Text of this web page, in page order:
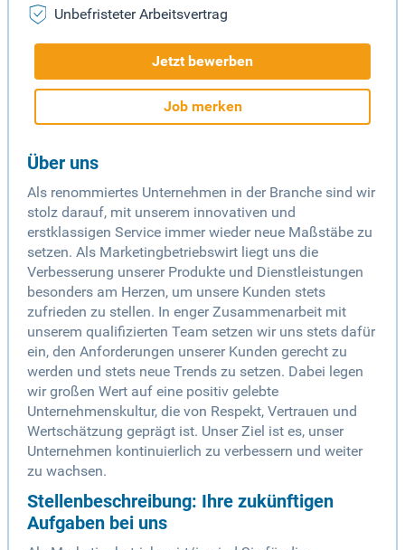
Unbefristeter Arbeitsvertrag
Jetzt bewerben
Job merken
Über uns
Als renommiertes Unternehmen in der Branche sind wir
stolz darauf, mit unserem innovativen und
erstklassigen Service immer wieder neue Maßstäbe zu
setzen. Als Marketingbetriebswirt liegt uns die
Verbesserung unserer Produkte und Dienstleistungen
besonders am Herzen, um unsere Kunden stets
zufrieden zu stellen. In enger Zusammenarbeit mit
unserem qualifizierten Team setzen wir uns stets dafür
ein, den Anforderungen unserer Kunden gerecht zu
werden und stets neue Trends zu setzen. Dabei legen
wir großen Wert auf eine positiv gelebte
Unternehmenskultur, die von Respekt, Vertrauen und
Wertschätzung geprägt ist. Unser Ziel ist es, unser
Unternehmen kontinuierlich zu verbessern und weiter
zu wachsen.
Stellenbeschreibung: Ihre zukünftigen
Aufgaben bei uns